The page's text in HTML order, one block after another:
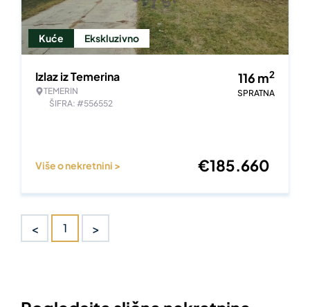
Kuće Ekskluzivno
Izlaz iz Temerina
TEMERIN
ŠIFRA: #556552
116 m2
SPRATNA
Više o nekretnini > €185.660
< 1 >